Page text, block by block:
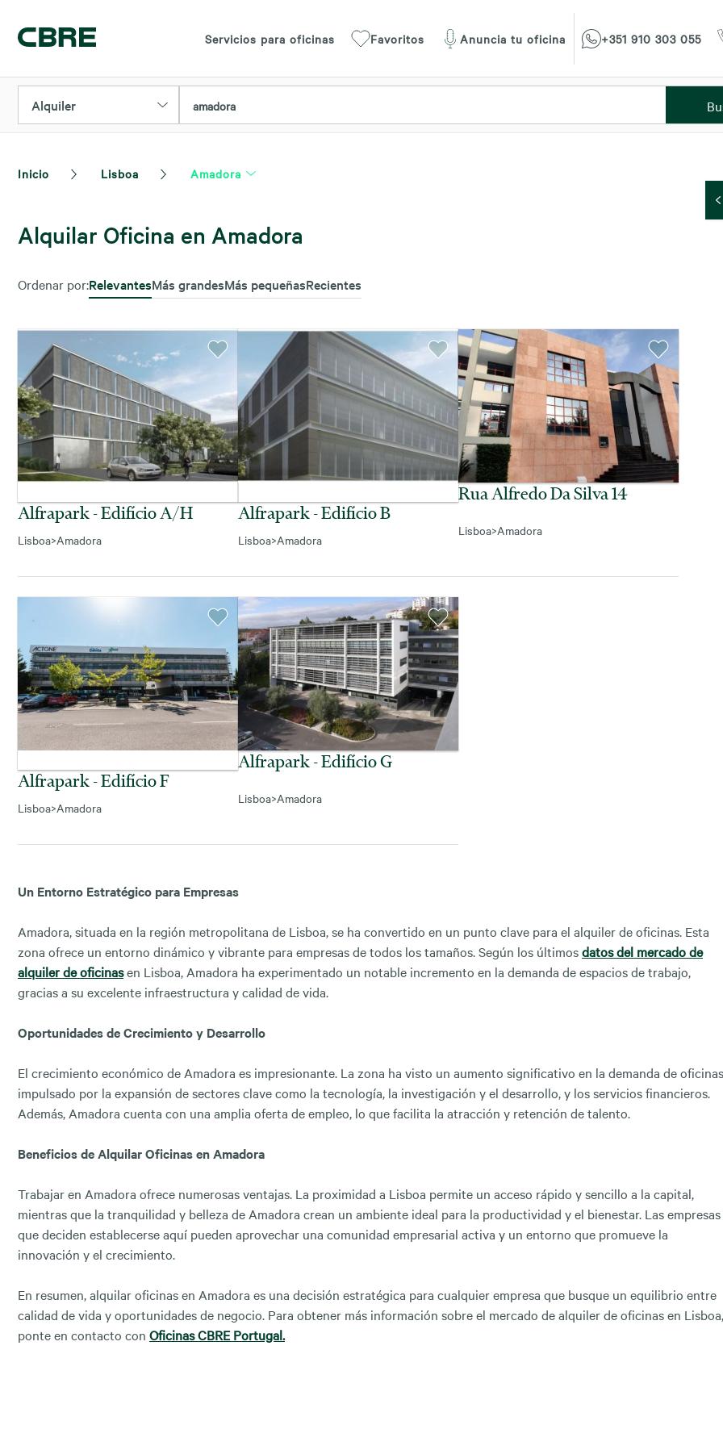
Servicios para oficinas Favoritos Anuncia tu oficina +351 910 303 055
Alquiler amadora
Inicio Lisboa Amadora
Alquilar Oficina en Amadora
Ordenar por:RelevantesMás grandesMás pequeñasRecientes
Alfrapark - Edifício A/h
Lisboa>Amadora
Alfrapark - Edifício B
Lisboa>Amadora
Rua Alfredo Da Silva 14
Lisboa>Amadora
Alfrapark - Edifício F
Lisboa>Amadora
Alfrapark - Edifício G
Lisboa>Amadora
Un Entorno Estratégico para Empresas
Amadora, situada en la región metropolitana de Lisboa, se ha convertido en un punto clave para el alquiler de oficinas. Esta
zona ofrece un entorno dinámico y vibrante para empresas de todos los tamaños. Según los últimosdatos del mercado de
alquiler de oficinasen Lisboa, Amadora ha experimentado un notable incremento en la demanda de espacios de trabajo,
gracias a su excelente infraestructura y calidad de vida.
Oportunidades de Crecimiento y Desarrollo
El crecimiento económico de Amadora es impresionante. La zona ha visto un aumento significativo en la demanda de
impulsado por la expansión de sectores clave como la tecnología, la investigación y el desarrollo, y los servicios financieros.
Además, Amadora cuenta con una amplia oferta de empleo, lo que facilita la atracción y retención de talento.
Beneficios de Alquilar Oficinas en Amadora
Trabajar en Amadora ofrece numerosas ventajas. La proximidad a Lisboa permite un acceso rápido y sencillo a la capital,
mientras que la tranquilidad y belleza de Amadora crean un ambiente ideal para la productividad y el bienestar. Las empresas
que deciden establecerse aquí pueden aprovechar una comunidad empresarial activa y un entorno que promueve la
innovación y el crecimiento.
En resumen, alquilar oficinas en Amadora es una decisión estratégica para cualquier empresa que busque un equilibrio entre
calidad de vida y oportunidades de negocio. Para obtener más información sobre el mercado de alquiler de oficinas en Lisboa,
ponte en contacto con Oficinas CBRE Portugal.